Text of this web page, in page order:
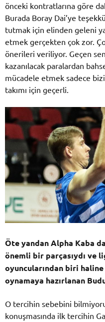
önceki kontratlarına göre
Burada Boray Dai’ye
tutmak için elinden geleni
etmek gerçekten çok zor.
önerileri veriliyor. Geçen
kazanılacak paralardan
mücadele etmek sadece
takımı için geçerli.
Öte yandan Alpha Kaba
önemli bir parçasıydı ve
oyuncularından biri
oynamaya hazırlanan
O tercihin sebebini
konuşmasında ilk tercihin